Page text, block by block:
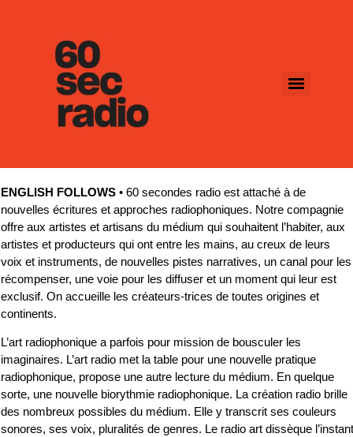
ENGLISH FOLLOWS • 60 secondes radio est attaché à de
nouvelles écritures et approches radiophoniques. Notre compagnie
offre aux artistes et artisans du médium qui souhaitent l’habiter, aux
artistes et producteurs qui ont entre les mains, au creux de leurs
voix et instruments, de nouvelles pistes narratives, un canal pour les
récompenser, une voie pour les diffuser et un moment qui leur est
exclusif. On accueille les créateurs-trices de toutes origines et
continents.
L’art radiophonique a parfois pour mission de bousculer les
imaginaires. L’art radio met la table pour une nouvelle pratique
radiophonique, propose une autre lecture du médium. En quelque
sorte, une nouvelle biorythmie radiophonique. La création radio brille
des nombreux possibles du médium. Elle y transcrit ses couleurs
sonores, ses voix, pluralités de genres. Le radio art dissèque l’instant